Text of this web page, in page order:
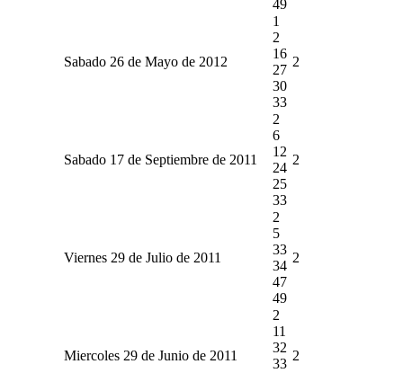
49
Sabado 26 de Mayo de 2012
1
2
16
27
30
33
2
Sabado 17 de Septiembre de 2011
2
6
12
24
25
33
2
Viernes 29 de Julio de 2011
2
5
33
34
47
49
2
Miercoles 29 de Junio de 2011
2
11
32
33
2